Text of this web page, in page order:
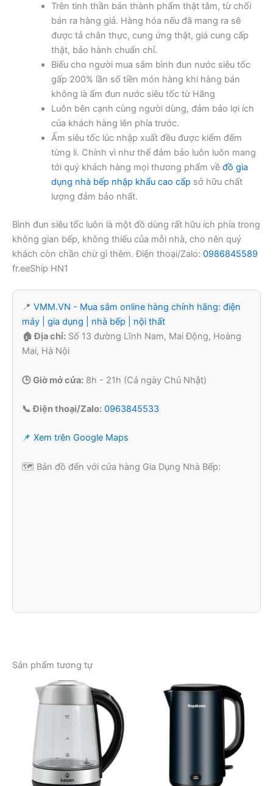
Trên tinh thần bán thành phẩm thật tâm, từ chối
bán ra hàng giả. Hàng hóa nếu đã mang ra sẽ
được tả chân thực, cung ứng thật, giá cung cấp
thật, bảo hành chuẩn chỉ.
Biếu cho người mua sắm bình đun nước siêu tốc
gấp 200% lần số tiền món hàng khi hàng bán
không là ấm đun nước siêu tốc từ Hãng
Luôn bên cạnh cùng người dùng, đảm bảo lợi ích
của khách hàng lên phía trước.
Ấm siêu tốc lúc nhập xuất đều được kiểm đếm
từng li. Chính vì như thế đảm bảo luôn luôn mang
tới quý khách hàng mọi thương phẩm về đồ gia
dụng nhà bếp nhập khẩu cao cấp sở hữu chất
lượng đảm bảo nhất.
Bình đun siêu tốc luôn là một đồ dùng rất hữu ích phía trong
không gian bếp, không thiếu của mỗi nhà, cho nên quý
khách còn chần chừ gì thêm. Điện thoại/Zalo: 0986845589
fr.eeShip HN1
📍 VMM.VN - Mua sắm online hàng chính hãng: điện
máy | gia dụng | nhà bếp | nội thất
🏠 Địa chỉ: Số 13 đường Lĩnh Nam, Mai Động, Hoàng
Mai, Hà Nội
🕒 Giờ mở cửa: 8h - 21h (Cả ngày Chủ Nhật)
📞 Điện thoại/Zalo: 0963845533
📌 Xem trên Google Maps
🗺️ Bản đồ đến với cửa hàng Gia Dụng Nhà Bếp:
Sản phẩm tương tự